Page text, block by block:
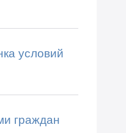
условий
граждан